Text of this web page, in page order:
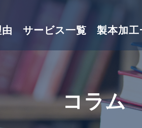
コラム
サービス一覧 製本加工